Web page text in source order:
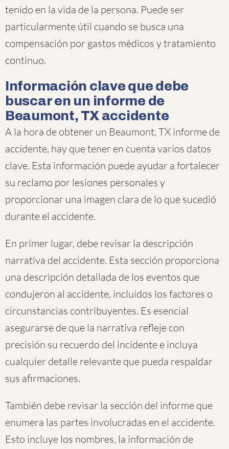
tenido en la vida de la persona. Puede ser
particularmente útil cuando se busca una
compensación por gastos médicos y tratamiento
continuo.
Información clave que debe
buscar en un informe de
Beaumont, TX accidente
A la hora de obtener un Beaumont, TX informe de
accidente, hay que tener en cuenta varios datos
clave. Esta información puede ayudar a fortalecer
su reclamo por lesiones personales y
proporcionar una imagen clara de lo que sucedió
durante el accidente.
En primer lugar, debe revisar la descripción
narrativa del accidente. Esta sección proporciona
una descripción detallada de los eventos que
condujeron al accidente, incluidos los factores o
circunstancias contribuyentes. Es esencial
asegurarse de que la narrativa refleje con
precisión su recuerdo del incidente e incluya
cualquier detalle relevante que pueda respaldar
sus afirmaciones.
También debe revisar la sección del informe que
enumera las partes involucradas en el accidente.
Esto incluye los nombres, la información de